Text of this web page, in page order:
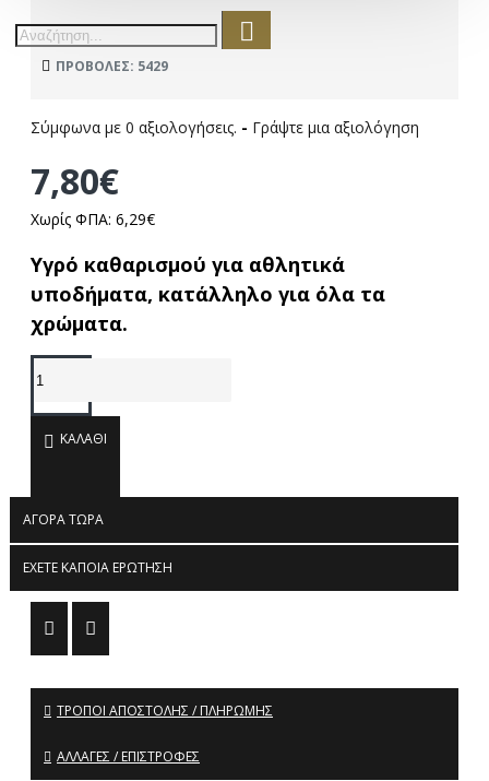
ΠΡΟΒΟΛΈΣ: 5429
Σύμφωνα με 0 αξιολογήσεις. - Γράψτε μια αξιολόγηση
7,80€
Χωρίς ΦΠΑ: 6,29€
Υγρό καθαρισμού για αθλητικά
υποδήματα, κατάλληλο για όλα τα
χρώματα.
ΚΑΛΆΘΙ
ΑΓΟΡΆ ΤΏΡΑ
ΈΧΕΤΕ ΚΆΠΟΙΑ ΕΡΏΤΗΣΗ
ΤΡΌΠΟΙ ΑΠΟΣΤΟΛΉΣ / ΠΛΗΡΩΜΉΣ
ΑΛΛΑΓΈΣ / ΕΠΙΣΤΡΟΦΈΣ